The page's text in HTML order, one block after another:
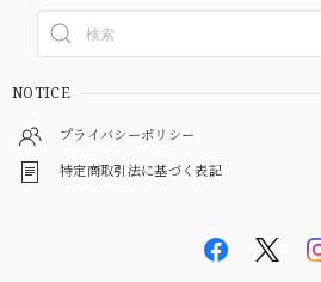
NOTICE
プライバシーポリシー
特定商取引法に基づく表記